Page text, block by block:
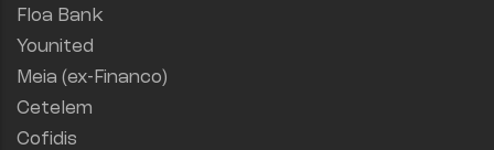
Floa Bank
Younited
Meia (ex-Financo)
Cetelem
Cofidis